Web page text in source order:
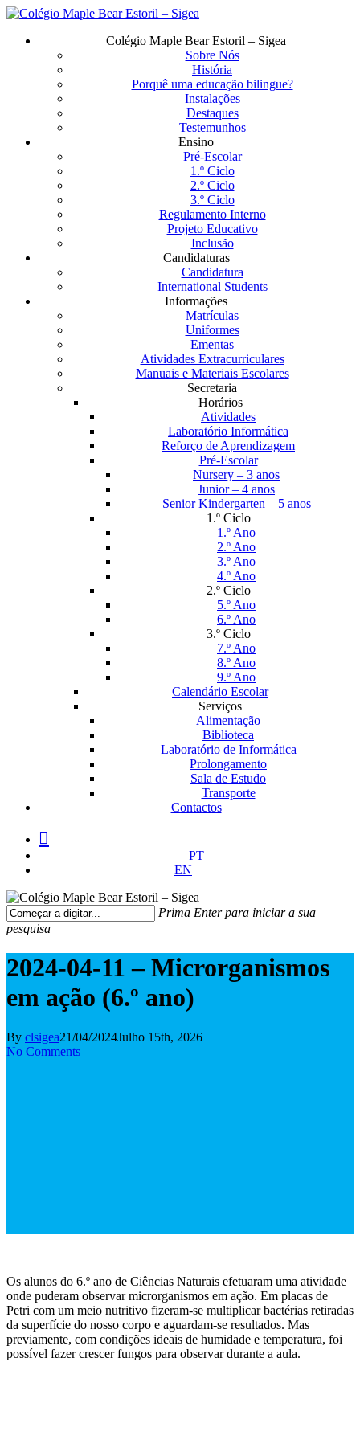
Saltar
Menu
Colégio Maple Bear Estoril – Sigea
Sobre Nós
História
Porquê uma educação bilingue?
Instalações
Destaques
Testemunhos
Ensino
Pré-Escolar
1.º Ciclo
2.º Ciclo
3.º Ciclo
Regulamento Interno
Projeto Educativo
Inclusão
Candidaturas
Candidatura
International Students
Informações
Matrículas
Uniformes
Ementas
Atividades Extracurriculares
Manuais e Materiais Escolares
Secretaria
Horários
Atividades
Laboratório Informática
Reforço de Aprendizagem
Pré-Escolar
Nursery – 3 anos
Junior – 4 anos
Senior Kindergarten – 5 anos
1.º Ciclo
1.º Ano
2.º Ano
3.º Ano
4.º Ano
2.º Ciclo
5.º Ano
6.º Ano
3.º Ciclo
7.º Ano
8.º Ano
9.º Ano
Calendário Escolar
Serviços
Alimentação
Biblioteca
Laboratório de Informática
Prolongamento
Sala de Estudo
Transporte
Contactos
facebook
instagram
medium
PT
EN
Prima Enter para iniciar a sua
pesquisa
Pesquisa
2024-04-11 – Microrganismos
em ação (6.º ano)
By clsigea21/04/2024Julho 15th, 2026
No Comments
Os alunos do 6.º ano de Ciências Naturais efetuaram uma atividade
onde puderam observar microrganismos em ação. Em placas de
Petri com um meio nutritivo fizeram-se multiplicar bactérias retiradas
da superfície do nosso corpo e aguardam-se resultados. Mas
previamente, com condições ideais de humidade e temperatura, foi
possível fazer crescer fungos para observar durante a aula.